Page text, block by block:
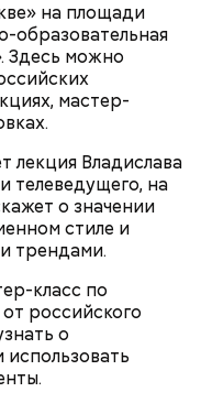
на площади
образовательная
Здесь можно
мастер-
лекция Владислава
телеведущего, на
о значении
стиле и
трендами.
класс по
российского
о
использовать
партнером»,
бизнеса. В
том, какие
участие в
заполнить и
к ней.